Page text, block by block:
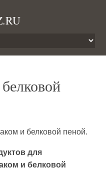
и белковой пеной.
для
и белковой